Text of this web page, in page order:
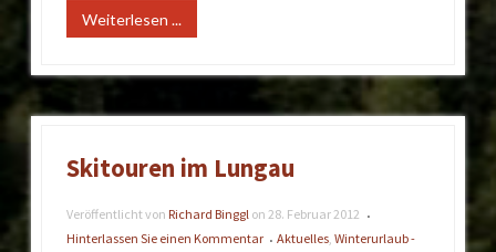
Weiterlesen ...
Skitouren im Lungau
Veröffentlicht von Richard Binggl on 28. Februar 2012 •
Hinterlassen Sie einen Kommentar • Aktuelles ,Winterurlaub -